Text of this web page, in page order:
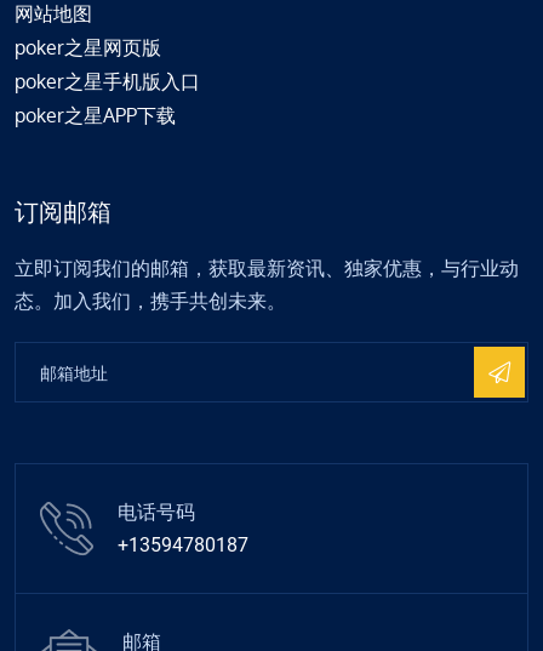
网站地图
poker之星网页版
poker之星手机版入口
poker之星APP下载
订阅邮箱
立即订阅我们的邮箱，获取最新资讯、独家优惠，与行业动
态。加入我们，携手共创未来。
电话号码
+13594780187
邮箱